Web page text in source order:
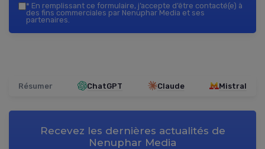
* En remplissant ce formulaire, j’accepte d’être contacté(e) à
des fins commerciales par Nenuphar Media et ses
partenaires.
Résumer ChatGPT Claude Mistral
Recevez les dernières actualités de
Nenuphar Media